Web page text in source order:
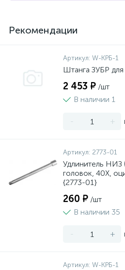
Рекомендации
Артикул: W-КРБ-1
Штанга ЗУБР
2 453 ₽ /шт
В наличии 1
- +
Артикул: 2773-01
Удлинитель НИЗ
головок, 40Х,
{2773-01}
260 ₽ /шт
В наличии 35
- +
Артикул: W-КРБ-1